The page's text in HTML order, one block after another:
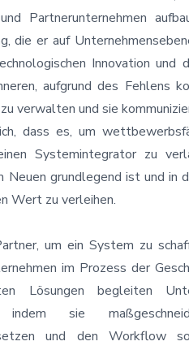
Partnerunternehmen
die er auf
Innovation und
aufgrund des Fehlens
verwalten und sie
dass es, um
Systemintegrator zu
Neuen grundlegend ist und in
Wert zu verleihen.
um ein System zu
im Prozess der
Lösungen begleiten
indem sie
und den Workflow